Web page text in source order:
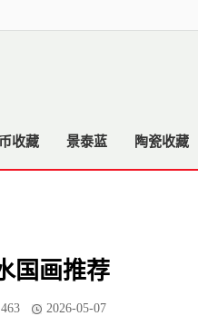
收藏 景泰蓝 陶瓷收藏
国画推荐
463 2026-05-07